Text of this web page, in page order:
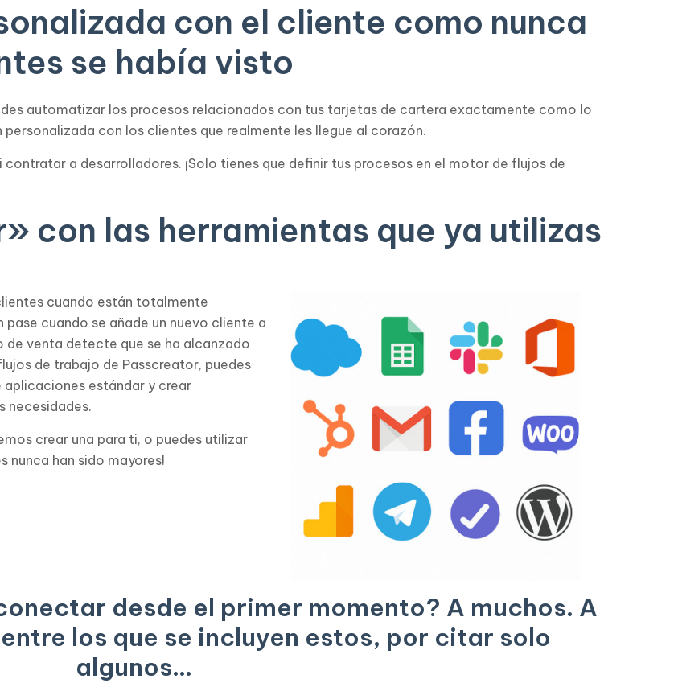
con el cliente como nunca
se había visto
automatizar los procesos relacionados con tus tarjetas de cartera exactamente como lo
con los clientes que realmente les llegue al corazón.
a desarrolladores. ¡Solo tienes que definir tus procesos en el motor de flujos de
con las herramientas que ya utilizas
cuando están totalmente
cuando se añade un nuevo cliente a
de venta detecte que se ha alcanzado
de trabajo de Passcreator, puedes
estándar y crear
necesidades.
crear una para ti, o puedes utilizar
nunca han sido mayores!
desde el primer momento? A muchos. A
los que se incluyen estos, por citar solo
algunos...